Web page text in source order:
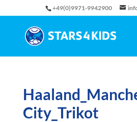
+49(0)9971-9942900
City_Trikot